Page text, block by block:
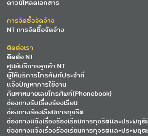
ดาวน์โหลดเอกสาร
การจัดซื้อจัดจ้าง
NT การจัดซื้อจัดจ้าง
ติดต่อเรา
ติดต่อ NT
ศูนย์บริการลูกค้า NT
ผู้ให้บริการโทรศัพท์ประจำที่
แจ้งปัญหาการใช้งาน
ค้นหาหมายเลขโทรศัพท์(Phonebook)
ช่องทางรับเรื่องร้องเรียน
ช่องทางร้องเรียนการทุจริต
ช่องทางแจ้งเรื่องร้องเรียนการทุจริตและประพฤ
ช่องทางแจ้งเรื่องร้องเรียนการทุจริตและประพฤ